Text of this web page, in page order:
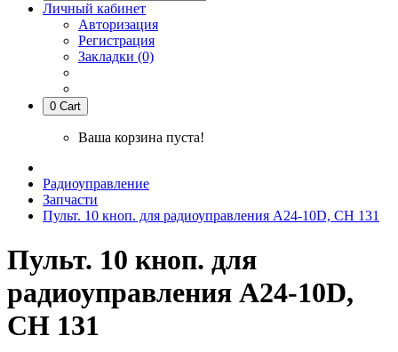
Личный кабинет
Авторизация
Регистрация
Закладки (0)
0 Cart
Ваша корзина пуста!
Радиоуправление
Запчасти
Пульт. 10 кноп. для радиоуправления А24-10D, СН 131
Пульт. 10 кноп. для
радиоуправления А24-10D,
СН 131